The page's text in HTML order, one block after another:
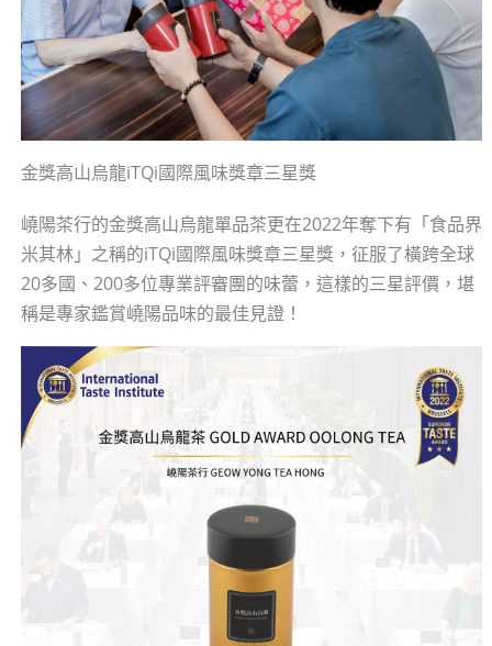
金獎高山烏龍iTQi國際風味獎章三星獎
嶢陽茶行的金獎高山烏龍單品茶更在2022年奪下有「食品界
米其林」之稱的iTQi國際風味獎章三星獎，征服了橫跨全球
20多國、200多位專業評審團的味蕾，這樣的三星評價，堪
稱是專家鑑賞嶢陽品味的最佳見證！